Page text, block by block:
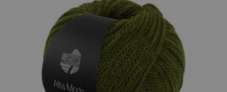
zarzamora/violeta/ naranja/beige claro/rojo | EAN:
1811-turquesa/verde oliva/ azul ciruela/rosa vieja/amarillo/borgoña | EAN:
4033493409087
1812-berenjena/
jeans azul/ amarillo arena/gris oscuro/aciano/
EAN: 4033493409094